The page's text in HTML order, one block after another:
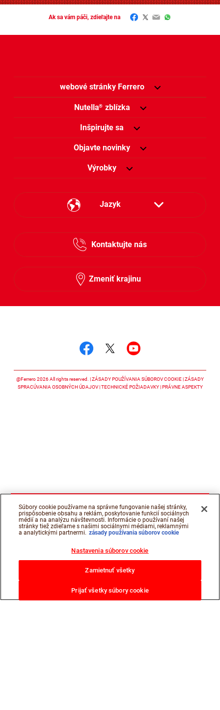
Ak sa vám páči, zdieľajte na Facebook
Twitter
EmailWhatsApp
webové stránky Ferrero
Nutella® zblízka
Inšpirujte sa
Objavte novinky
Výrobky
Jazyk
Česky
Kontaktujte nás
Zmeniť krajinu
@Ferrero 2026 All rights reserved. ZÁSADY POUŽÍVANIA SÚBOROV COOKIE ZÁSADY
SPRACÚVANIA OSOBNÝCH ÚDAJOV TECHNICKÉ POŽIADAVKY PRÁVNE ASPEKTY
Súbory cookie používame na správne fungovanie našej stránky,
prispôsobenie obsahu a reklám, poskytovanie funkcií sociálnych
médií a na analýzu návštevnosti. Informácie o používaní našej
stránky tiež zdieľame s našimi sociálnymi médiami, reklamnými
a analytickými partnermi. zásady používania súborov cookie
Nastavenia súborov cookie
Zamietnuť všetky
Prijať všetky súbory cookie